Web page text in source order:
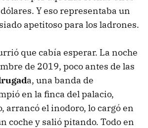
Y eso representaba un
apetitoso para los ladrones.
que cabía esperar. La noche
de 2019, poco antes de las
a, una banda de
en la finca del palacio,
arrancó el inodoro, lo cargó en
coche y salió pitando. Todo en